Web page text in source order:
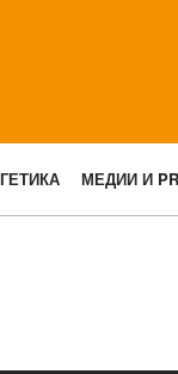
МЕДИИ И PR